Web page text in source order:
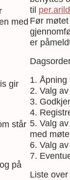
med
gir
står
på
til
Før møtet
er
1. Åpning
2. Valg
3.
4.
5. Valg
med
6. Valg
7.
Liste